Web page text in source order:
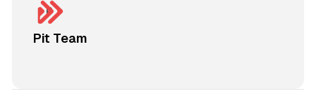
Pit Team